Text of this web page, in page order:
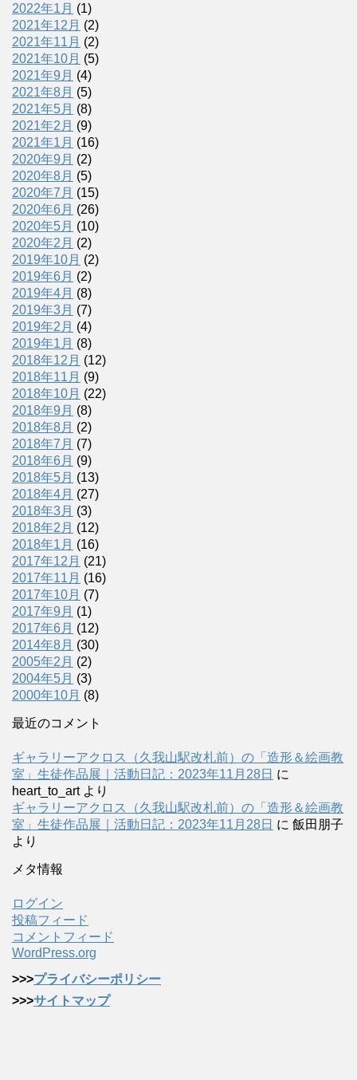
2022年1月 (1)
2021年12月 (2)
2021年11月 (2)
2021年10月 (5)
2021年9月 (4)
2021年8月 (5)
2021年5月 (8)
2021年2月 (9)
2021年1月 (16)
2020年9月 (2)
2020年8月 (5)
2020年7月 (15)
2020年6月 (26)
2020年5月 (10)
2020年2月 (2)
2019年10月 (2)
2019年6月 (2)
2019年4月 (8)
2019年3月 (7)
2019年2月 (4)
2019年1月 (8)
2018年12月 (12)
2018年11月 (9)
2018年10月 (22)
2018年9月 (8)
2018年8月 (2)
2018年7月 (7)
2018年6月 (9)
2018年5月 (13)
2018年4月 (27)
2018年3月 (3)
2018年2月 (12)
2018年1月 (16)
2017年12月 (21)
2017年11月 (16)
2017年10月 (7)
2017年9月 (1)
2017年6月 (12)
2014年8月 (30)
2005年2月 (2)
2004年5月 (3)
2000年10月 (8)
最近のコメント
ギャラリーアクロス（久我山駅改札前）の「造形＆絵画教
室」生徒作品展｜活動日記：2023年11月28日 に
heart_to_artより
ギャラリーアクロス（久我山駅改札前）の「造形＆絵画教
室」生徒作品展｜活動日記：2023年11月28日 に 飯田朋子
より
メタ情報
ログイン
投稿フィード
コメントフィード
WordPress.org
>>>プライバシーポリシー
>>>サイトマップ